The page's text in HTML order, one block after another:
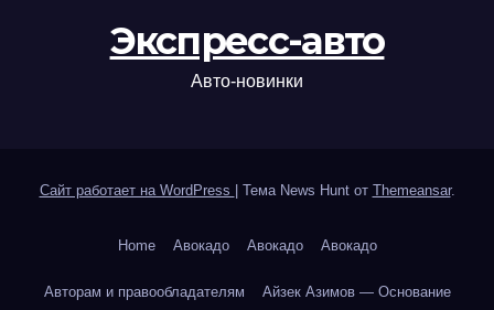
Экспресс-авто
Авто-новинки
Сайт работает на WordPress Тема News Hunt от Themeansar.
Home Авокадо Авокадо Авокадо
Авторам и правообладателям Айзек Азимов — Основание